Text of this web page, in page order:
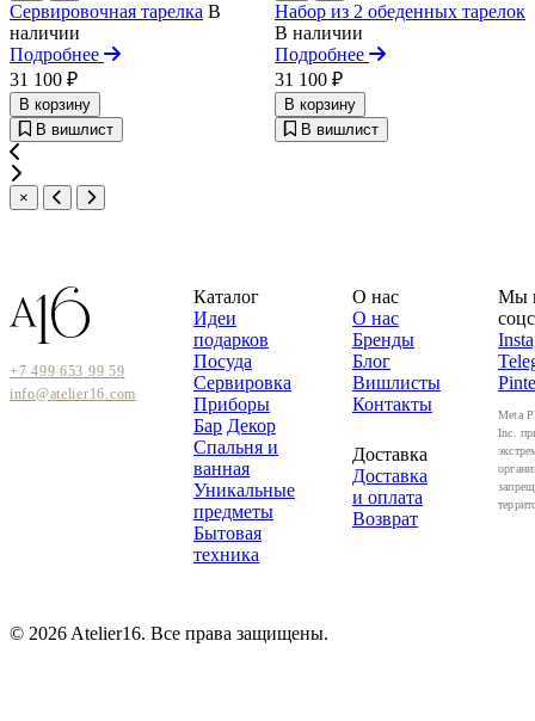
Сервировочная тарелка В
наличии
Подробнее
31 100 ₽
В корзину
В вишлист
Набор из 2 обеденных тарелок
В наличии
Подробнее
31 100 ₽
В корзину
В вишлист
×
+7 499 653 99 59
info@atelier16.com
Каталог
Идеи
подарков
Посуда
Сервировка
Приборы
Бар Декор
Спальня и
ванная
Уникальные
предметы
Бытовая
техника
О нас
О нас
Бренды
Блог
Вишлисты
Контакты
Доставка
Доставка
и оплата
Возврат
Мы
Meta
Inc.
© 2026 Atelier16. Все права защищены.